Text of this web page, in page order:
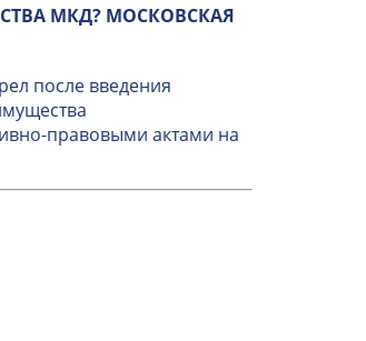
МКД? МОСКОВСКАЯ
после введения
правовыми актами на